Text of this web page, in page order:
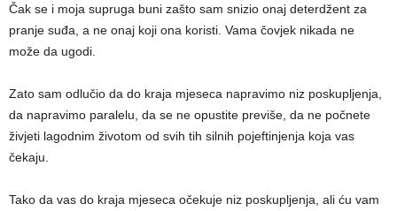
Čak se i moja supruga buni zašto sam snizio onaj deterdžent za
pranje suđa, a ne onaj koji ona koristi. Vama čovjek nikada ne
može da ugodi.
Zato sam odlučio da do kraja mjeseca napravimo niz poskupljenja,
da napravimo paralelu, da se ne opustite previše, da ne počnete
živjeti lagodnim životom od svih tih silnih pojeftinjenja koja vas
čekaju.
Tako da vas do kraja mjeseca očekuje niz poskupljenja, ali ću vam